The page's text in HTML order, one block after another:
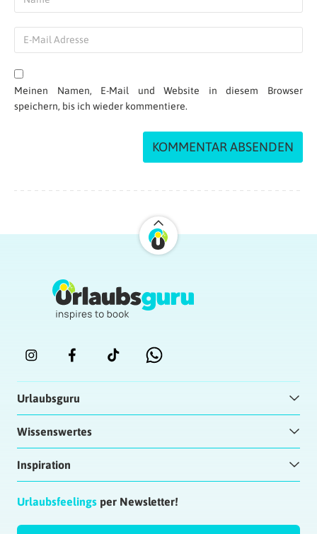
Meinen Namen, E-Mail und Website in diesem Browser
speichern, bis ich wieder kommentiere.
Urlaubsguru
Wissenswertes
Inspiration
Urlaubsfeelings per Newsletter!